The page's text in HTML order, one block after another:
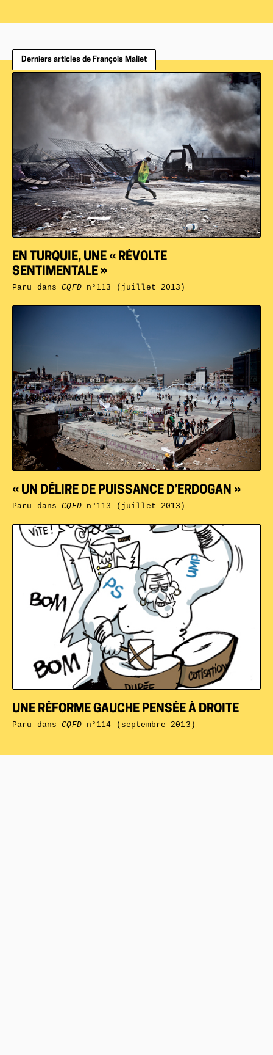
Derniers articles de François Maliet
UNE RÉFORME GAUCHE PENSÉE À DROITE
Paru dansCQFDn°114 (septembre 2013)
« UN DÉLIRE DE PUISSANCE D’ERDOGAN »
Paru dansCQFDn°113 (juillet 2013)
EN TURQUIE, UNE « RÉVOLTE
SENTIMENTALE »
Paru dansCQFDn°113 (juillet 2013)